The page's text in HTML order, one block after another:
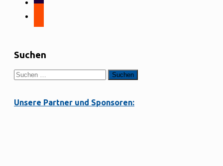
Suchen
Suchen
nach:
Unsere Partner und Sponsoren: